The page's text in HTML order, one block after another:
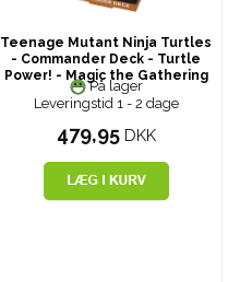
Teenage Mutant Ninja Turtles
- Commander Deck - Turtle
Power! - Magic the Gathering
På lager
Leveringstid 1 - 2 dage
479,95 DKK